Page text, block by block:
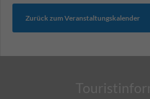
Zurück zum Veranstaltungskalender